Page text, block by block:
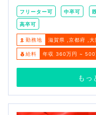
フリーター可 中卒可
高卒可
勤務地 滋賀県 京都府 大
給料 年収 360万円 ~ 500
もっ